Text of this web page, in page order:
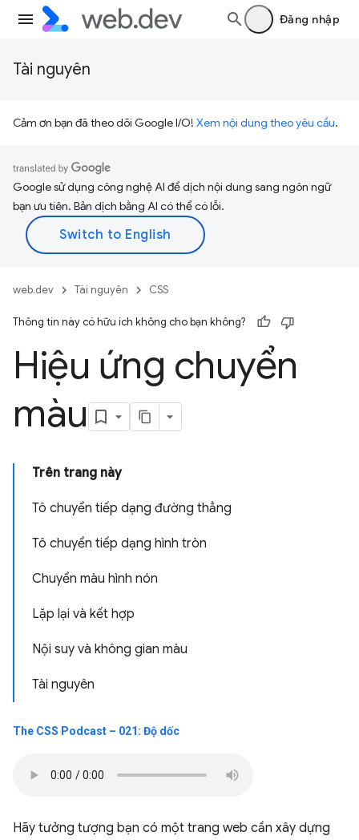
Đăng nhập
Tài nguyên
Cảm ơn bạn đã theo dõi Google I/O! Xem nội dung theo yêu cầu.
Google sử dụng công nghệ AI để dịch nội dung sang ngôn ngữ
bạn ưu tiên. Bản dịch bằng AI có thể có lỗi.
web.dev Tài nguyên CSS
Thông tin này có hữu ích không cho bạn không?
Hiệu ứng chuyển
màu
Trên trang này
Tô chuyển tiếp dạng đường thẳng
Tô chuyển tiếp dạng hình tròn
Chuyển màu hình nón
Lặp lại và kết hợp
Nội suy và không gian màu
Tài nguyên
The CSS Podcast – 021: Độ dốc
Hãy tưởng tượng bạn có một trang web cần xây dựng